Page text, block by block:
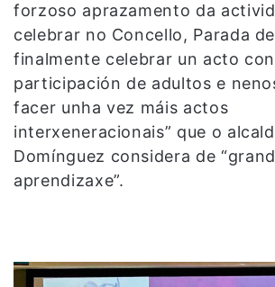
forzoso aprazamento da
celebrar no Concello, Parada
finalmente celebrar un acto
participación de adultos e
facer unha vez máis actos
interxeneracionais” que o
Domínguez considera de
aprendizaxe”.